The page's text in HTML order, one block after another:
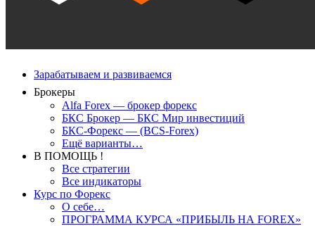
Зарабатываем и развиваемся
Брокеры
Alfa Forex — брокер форекс
БКС Брокер — БКС Мир инвестиций
БКС-Форекс — (BCS-Forex)
Ещё варианты…
В ПОМОЩЬ !
Все стратегии
Все индикаторы
Курс по Форекс
О себе…
ПРОГРАММА КУРСА «ПРИБЫЛЬ НА FOREX»